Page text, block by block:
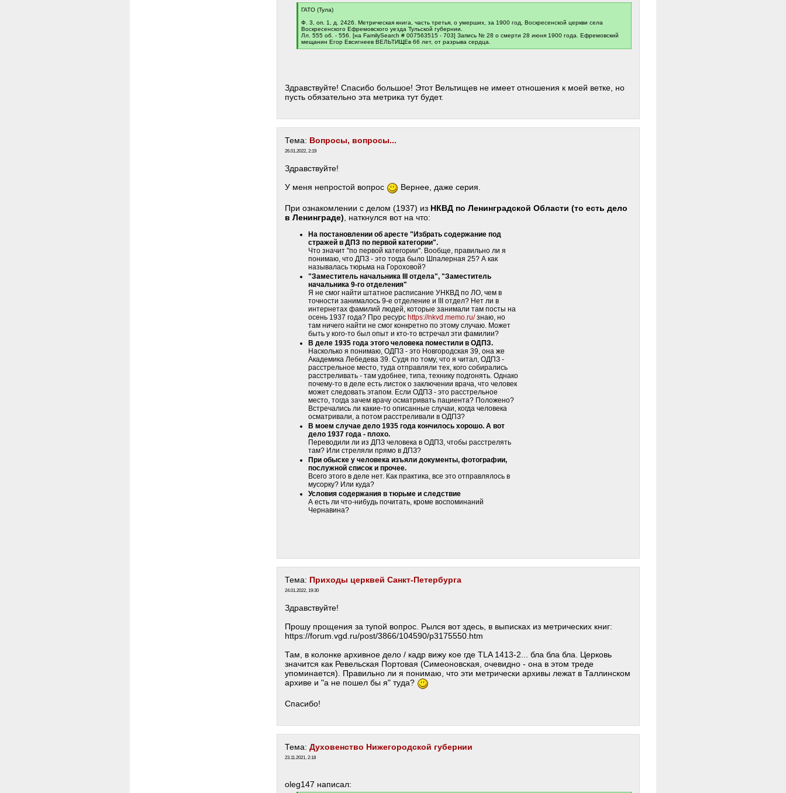
[
]
ГАТО (Тула)
Ф. 3, оп. 1, д. 2426. Метрическая книга, часть третья, о умерших, за 1900 год, Воскресенской церкви села
Воскресенского Ефремовского уезда Тульской губернии.
Лл. 555 об. - 556. [на FamilySearch # 007563515 - 703] Запись № 28 о смерти 28 июня 1900 года. Ефремовский
мещанин Егор Евсигнеев ВЕЛЬТИЩЕв 66 лет, от разрыва сердца.
[
Здравствуйте! Спасибо большое! Этот Вельтищев не имеет отношения к моей ветке, но
пусть обязательно эта метрика тут будет.
Тема: Вопросы, вопросы...
26.01.2022, 2:19
Здравствуйте!
У меня непростой вопрос
Вернее, даже серия.
При ознакомлении с делом (1937) из НКВД по Ленинградской Области (то есть дело
в Ленинграде) , наткнулся вот на что:
На постановлении об аресте "Избрать содержание под
стражей в ДПЗ по первой категории".
Что значит "по первой категории". Вообще, правильно ли я
понимаю, что ДПЗ - это тогда было Шпалерная 25? А как
называлась тюрьма на Гороховой?
"Заместитель начальника III отдела", "Заместитель
начальника 9-го отделения"
Я не смог найти штатное расписание УНКВД по ЛО, чем в
точности занималось 9-е отделение и III отдел? Нет ли в
интернетах фамилий людей, которые занимали там посты на
осень 1937 года? Про ресурс https://nkvd.memo.ru/знаю, но
там ничего найти не смог конкретно по этому случаю. Может
быть у кого-то был опыт и кто-то встречал эти фамилии?
В деле 1935 года этого человека поместили в ОДПЗ.
Насколько я понимаю, ОДПЗ - это Новгородская 39, она же
Академика Лебедева 39. Судя по тому, что я читал, ОДПЗ -
расстрельное место, туда отправляли тех, кого собирались
расстреливать - там удобнее, типа, технику подгонять. Однако
почему-то в деле есть листок о заключении врача, что человек
может следовать этапом. Если ОДПЗ - это расстрельное
место, тогда зачем врачу осматривать пациента? Положено?
Встречались ли какие-то описанные случаи, когда человека
осматривали, а потом расстреливали в ОДПЗ?
В моем случае дело 1935 года кончилось хорошо. А вот
дело 1937 года - плохо.
Переводили ли из ДПЗ человека в ОДПЗ, чтобы расстрелять
там? Или стреляли прямо в ДПЗ?
При обыске у человека изъяли документы, фотографии,
послужной список и прочее.
Всего этого в деле нет. Как практика, все это отправлялось в
мусорку? Или куда?
Условия содержания в тюрьме и следствие
А есть ли что-нибудь почитать, кроме воспоминаний
Чернавина?
Тема: Приходы церквей Санкт-Петербурга
24.01.2022, 19:30
Здравствуйте!
Прошу прощения за тупой вопрос. Рылся вот здесь, в выписках из метрических книг: ​
https://forum.vgd.ru/post/3866/104590/p3175550.htm
Там, в колонке архивное дело / кадр вижу кое где TLA 1413-2... бла бла бла. Церковь
значится как Ревельская Портовая (Симеоновская, очевидно - она в этом треде
упоминается). Правильно ли я понимаю, что эти метрически архивы лежат в Таллинском
архиве и "а не пошел бы я" туда?
Спасибо!
Тема: Духовенство Нижегородской губернии
23.11.2021, 2:18
oleg147 написал: